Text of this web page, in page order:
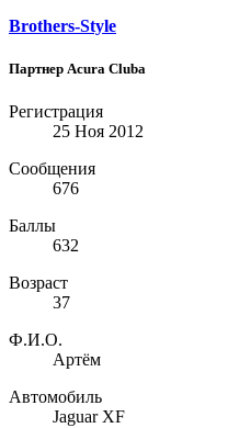
Brothers-Style
Партнер Acura Clubа
Регистрация
25 Ноя 2012
Сообщения
676
Баллы
632
Возраст
37
Ф.И.О.
Артём
Автомобиль
Jaguar XF